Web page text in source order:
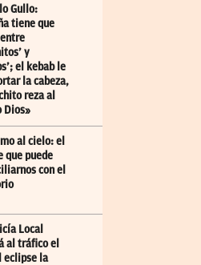
Gullo:
tiene que
y
el kebab le
la cabeza,
reza al
Dios»
al cielo: el
que puede
con el
Local
al tráfico el
eclipse la